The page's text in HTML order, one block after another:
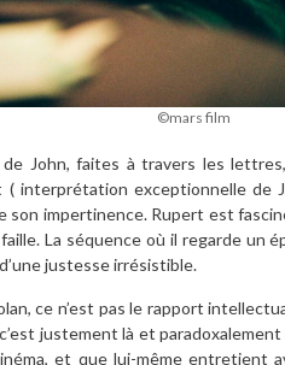
©mars film
John, faites à travers les
( interprétation exceptionnelle de
impertinence. Rupert est
La séquence où il regarde un
justesse irrésistible.
, ce n’est pas le rapport
justement là et
et que lui-même